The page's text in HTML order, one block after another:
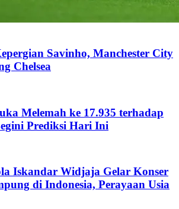
Savinho, Manchester City
Chelsea
Melemah ke 17.935 terhadap
Prediksi Hari Ini
Iskandar Widjaja Gelar Konser
di Indonesia, Perayaan Usia